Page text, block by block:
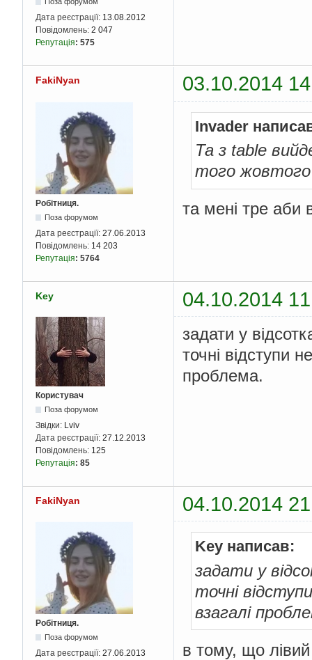
Дата реєстрації: 13.08.2012
Повідомлень: 2 047
Репутація: 575
FakiNyan 03.10.2014
Робітниця.
Поза форумом
Дата реєстрації: 27.06.2013
Повідомлень: 14 203
Репутація: 5764
Invader
Та з table
того жовтого
та мені тре аби
Key 04.10.2014
Користувач
Поза форумом
Звідки: Lviv
Дата реєстрації: 27.12.2013
Повідомлень: 125
Репутація: 85
задати у
точні відступи
проблема.
FakiNyan 04.10.2014
Робітниця.
Поза форумом
Дата реєстрації: 27.06.2013
Key написав:
задати у
точні
взагалі
в тому, що